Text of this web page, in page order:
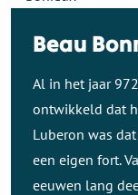
Beau
Al in het jaar
ontwikkeld dat
Luberon was
een eigen fort.
eeuwen lang